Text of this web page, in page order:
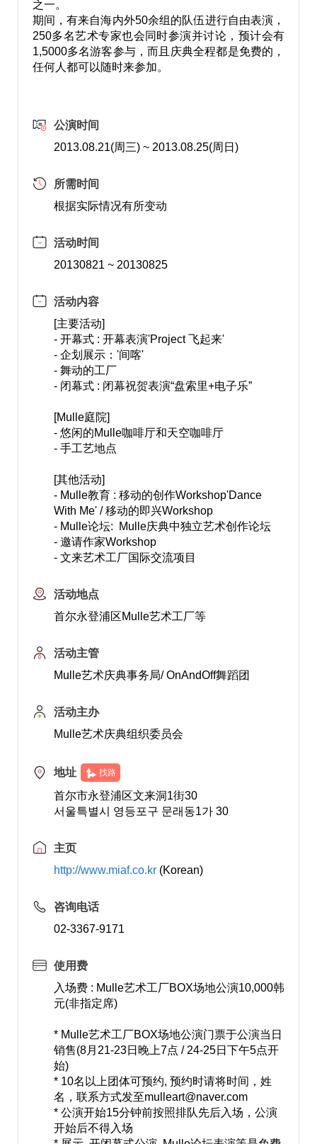
之一。
期间，有来自海内外50余组的队伍进行自由表演，
250多名艺术专家也会同时参演并讨论，预计会有
1,5000多名游客参与，而且庆典全程都是免费的，
任何人都可以随时来参加。
公演时间
2013.08.21(周三) ~ 2013.08.25(周日)
所需时间
根据实际情况有所变动
活动时间
20130821 ~ 20130825
活动内容
[主要活动]
- 开幕式 : 开幕表演'Project 飞起来'
- 企划展示：'间喀'
- 舞动的工厂
- 闭幕式 : 闭幕祝贺表演“盘索里+电子乐”
[Mulle庭院]
- 悠闲的Mulle咖啡厅和天空咖啡厅
- 手工艺地点
[其他活动]
- Mulle教育 : 移动的创作Workshop'Dance
With Me' / 移动的即兴Workshop
- Mulle论坛: Mulle庆典中独立艺术创作论坛
- 邀请作家Workshop
- 文来艺术工厂国际交流项目
活动地点
首尔永登浦区Mulle艺术工厂等
活动主管
Mulle艺术庆典事务局/ OnAndOff舞蹈团
活动主办
Mulle艺术庆典组织委员会
地址 找路
首尔市永登浦区文来洞1街30
서울특별시 영등포구 문래동1가 30
主页
http://www.miaf.co.kr(Korean)
咨询电话
02-3367-9171
使用费
入场费 : Mulle艺术工厂BOX场地公演10,000韩
元(非指定席)
* Mulle艺术工厂BOX场地公演门票于公演当日
销售(8月21-23日晚上7点 / 24-25日下午5点开
始)
* 10名以上团体可预约, 预约时请将时间，姓
名，联系方式发至mulleart@naver.com
* 公演开始15分钟前按照排队先后入场，公演
开始后不得入场